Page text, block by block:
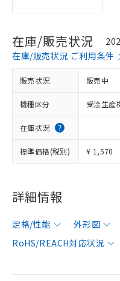
在庫/販売状況
在庫/販売状況 ご利用条件
販売状況 販売中
機種区分 受注生産
在庫状況
標準価格(税別) ¥ 1,570
詳細情報
定格/性能 外形図
RoHS/REACH対応状況